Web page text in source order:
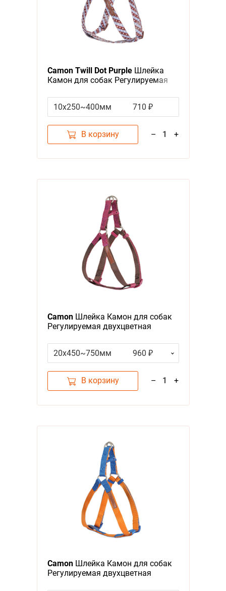
Camon Twill Dot PurpleШлейка
Камон для собак Регулируемая
10x250~400мм
710 ₽
В корзину – 1 +
CamonШлейка Камон для собак
Регулируемая двухцветная
20x450~750мм
960 ₽
В корзину – 1 +
CamonШлейка Камон для собак
Регулируемая двухцветная